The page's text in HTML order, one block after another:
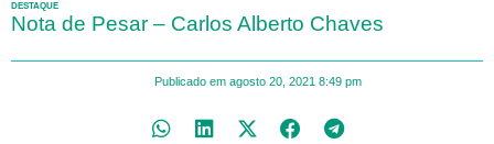
DESTAQUE
Nota de Pesar – Carlos Alberto Chaves
Publicado em agosto 20, 2021 8:49 pm